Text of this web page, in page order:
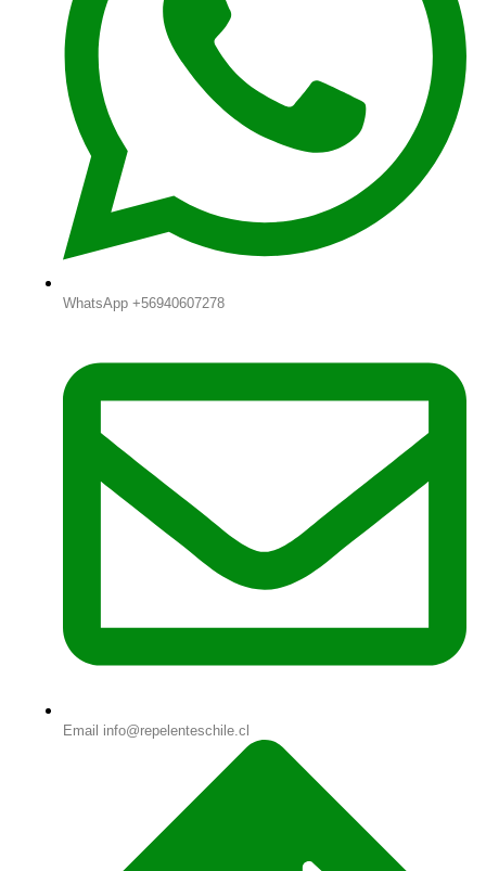
WhatsApp +56940607278
Email info@repelenteschile.cl